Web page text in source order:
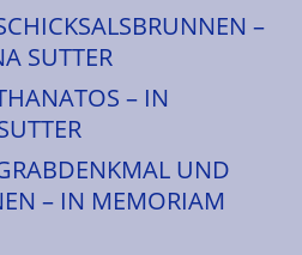
–
SUTTER
– IN
UND
– IN MEMORIAM